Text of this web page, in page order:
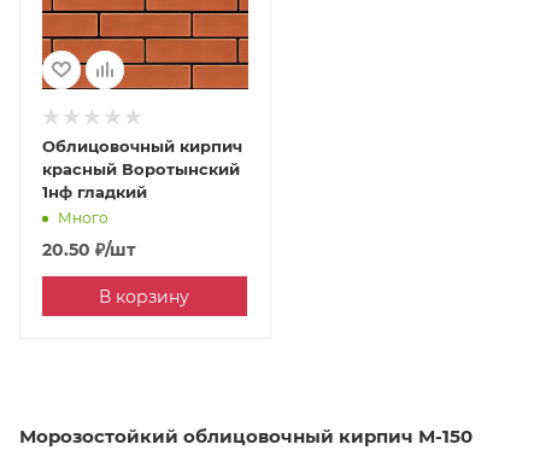
Облицовочный кирпич
красный Воротынский
1нф гладкий
Много
20.50 ₽/шт
В корзину
Морозостойкий облицовочный кирпич М-150